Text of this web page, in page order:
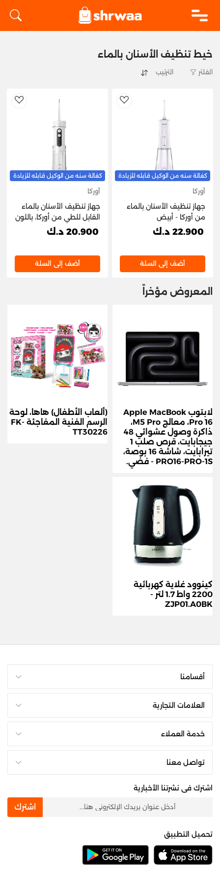
خيط تنظيف الأسنان بالماء
الفلتر
AddToWishlist
كفالة سنه من الوكيل قابله للزيادة
أوركا
جهاز تنظيف الأسنان بالماء
من أوركا - أبيض
22.900 د.ك
أضف إلى السلة
كفالة سنه من الوكيل قابله للزيادة
أوركا
جهاز تنظيف الأسنان بالماء
القابل للطي من أوركا، باللون
الأبيض
20.900 د.ك
أضف إلى السلة
المعروض مؤخراً
لابتوب Apple MacBook
Pro 16، معالج M5 Pro،
ذاكرة وصول عشوائي 48
جيجابايت، قرص صلب 1
تيرابايت، شاشة 16 بوصة،
PRO16-PRO-1S - فضي.
(ألعاب الأطفال) هاها، لوحة
الرسم الفنية المفاجئة FK-
TT30226
كينوود غلاية كهربائية
2200 واط 1.7 لتر -
ZJP01.A0BK
أقسامنا
العلامات التجارية
خدمة العملاء
تواصل معنا
اشترك فى نشرتنا الأخبارية
اشترك
تحميل التطبيق